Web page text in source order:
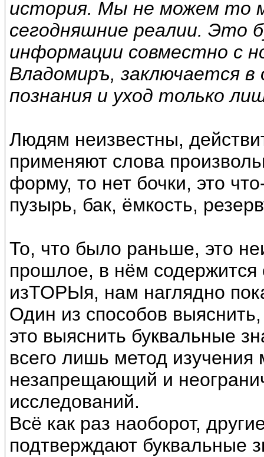
история. Мы не можем то
сегодняшние реалии. Это
информации совместно с
Владомиръ, заключается
познания и уход только
Людям неизвестны,
применяют слова
форму, то нет бочки, это
пузырь, бак, ёмкость,
То, что было раньше, это
прошлое, в нём содержится
изТОРЫя, нам наглядно
Один из способов
это выяснить буквальные
всего лишь метод изучения
незапрещающий и
исследований.
Всё как раз наоборот,
подтверждают буквальные